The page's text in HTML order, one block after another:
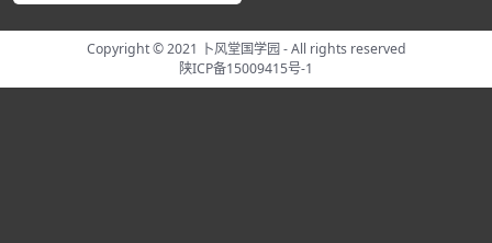
Copyright © 2021 卜风堂国学园- All rights reserved
陕ICP备15009415号-1